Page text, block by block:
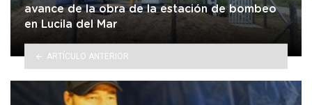
avance de la obra de la estación de bombeo
en Lucila del Mar
ARTÍCULO ANTERIOR